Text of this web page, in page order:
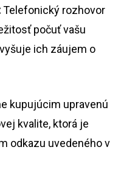
Telefonický rozhovor
počuť vašu
ich záujem o
kupujúcim upravenú
kvalite, ktorá je
odkazu uvedeného v